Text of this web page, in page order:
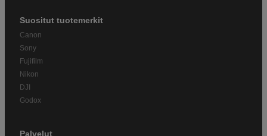
Suositut tuotemerkit
Canon
Sony
Fujifilm
Nikon
DJI
Godox
Palvelut